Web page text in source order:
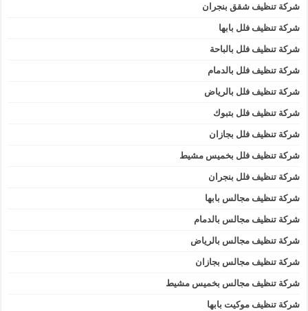
شركة تنظيف شقق بنجران
شركة تنظيف فلل بابها
شركة تنظيف فلل بالباحة
شركة تنظيف فلل بالدمام
شركة تنظيف فلل بالرياض
شركة تنظيف فلل بتبوك
شركة تنظيف فلل بجازان
شركة تنظيف فلل بخميس مشيط
شركة تنظيف فلل بنجران
شركة تنظيف مجالس بابها
شركة تنظيف مجالس بالدمام
شركة تنظيف مجالس بالرياض
شركة تنظيف مجالس بجازان
شركة تنظيف مجالس بخميس مشيط
شركة تنظيف موكيت بابها